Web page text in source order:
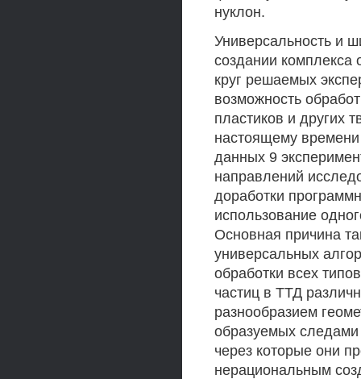
нуклон.
Универсальность и
создании комплекса
круг решаемых
возможность
пластиков и других
настоящему
данных 9
направлений
доработки
использование
Основная причина
универсальных
обработки всех
частиц в ТТД
разнообразием
образуемых
через которые они
нерациональным